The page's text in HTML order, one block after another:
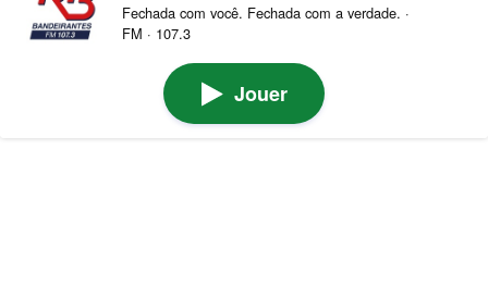
Fechada com você. Fechada com a verdade. ·
FM · 107.3
Jouer